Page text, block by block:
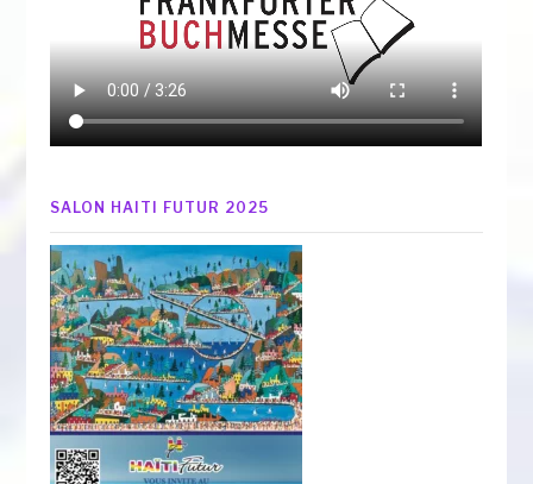
SALON HAITI FUTUR 2025